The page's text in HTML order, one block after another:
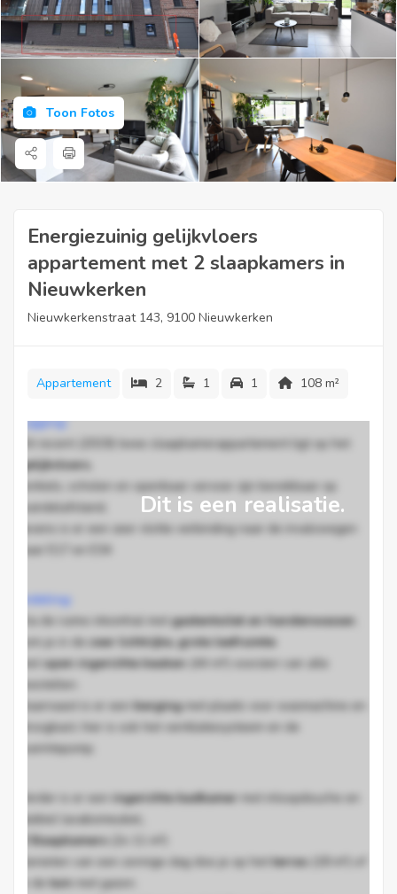
Toon Fotos
Energiezuinig gelijkvloers
appartement met 2 slaapkamers in
Nieuwkerken
Nieuwkerkenstraat 143, 9100 Nieuwkerken
Appartement 2 1 1 108 m²
Dit is een realisatie.
Ligging:
Dit recent (2019) twee slaapkamerappartement ligt op het
gelijkvloers
winkels, scholen en openbaar vervoer zijn bereikbaar op
wandelafstand,
tevens is er een zeer vlotte verbinding naar de invalswegen
naar E17 en E34
Indeling:
Via de ruime inkomhal metgastentoilet en handenwasser
kom je in de zeer lichtrijke, grote leefruimte
met open ingerichte keuken
(44 m²) voorzien van alle
toestellen.
Daarnaast is er een bergingmet plaats voor wasmachine en
droogkast, hier is ook het ventilatiesysteem en de
warmtepomp.
Verder is er een ingerichte badkamer
met inloopdouche en
dubbel lavabomeubel
2 Slaapkamers
Genieten van een zonnige dag doe je op het terras
in de tuin met gazon.